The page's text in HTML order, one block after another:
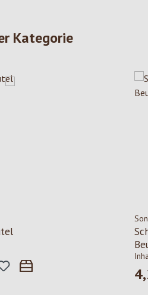
Kategorie